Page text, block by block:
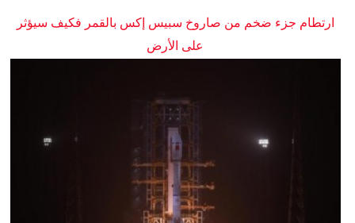
ارتطام جزء ضخم من صاروخ سبيس إكس بالقمر فكيف سيؤثر
على الأرض